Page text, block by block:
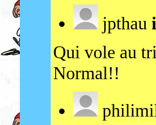
jpthau
Qui vole au
Normal!!